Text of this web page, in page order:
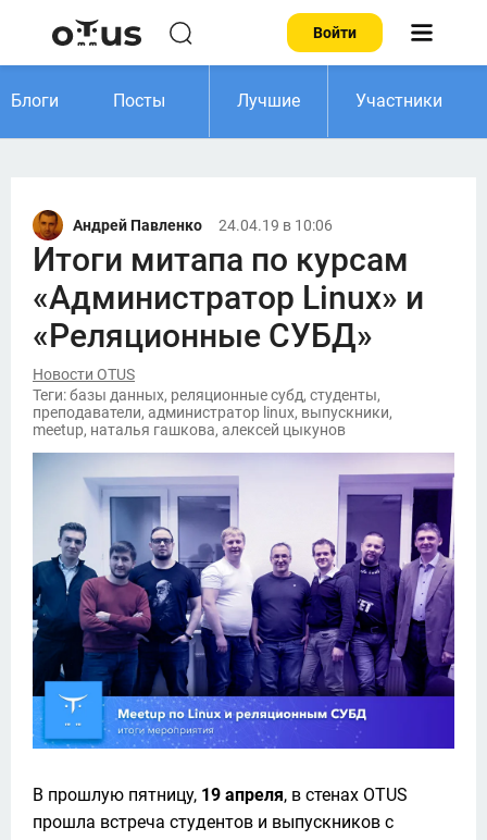
Войти
Блоги Посты Лучшие Участники
Андрей Павленко 24.04.19 в 10:06
Итоги митапа по курсам
«Администратор Linux» и
«Реляционные СУБД»
Новости OTUS
Теги: базы данных, реляционные субд, студенты,
преподаватели, администратор linux, выпускники,
meetup, наталья гашкова, алексей цыкунов
В прошлую пятницу, 19 апреля, в стенах OTUS
прошла встреча студентов и выпускников с